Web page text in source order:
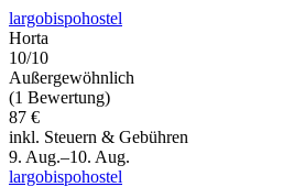
largobispohostel
Horta
10/10
Außergewöhnlich
(1 Bewertung)
87 €
inkl. Steuern & Gebühren
9. Aug.–10. Aug.
largobispohostel